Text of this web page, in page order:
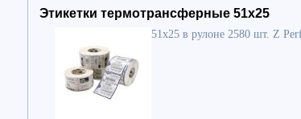
Этикетки термотрансферные 51x25
51x25 в рулоне 2580 шт. Z